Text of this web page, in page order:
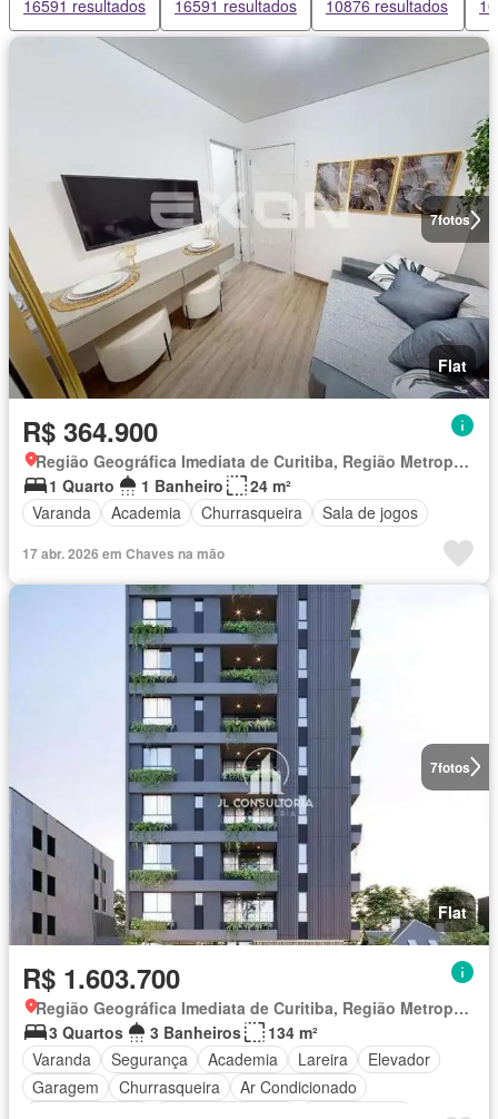
16591 resultados 16591 resultados 10876 resultados
7fotos
Flat
R$ 364.900
Região Geográfica Imediata de Curitiba, Região Metropolitana de Curitiba
1 Quarto
1 Banheiro
24 m²
Varanda
Academia Churrasqueira Sala de jogos
17 abr. 2026 em Chaves na mão
7fotos
Flat
R$ 1.603.700
Região Geográfica Imediata de Curitiba, Região Metropolitana de Curitiba
3 Quartos
3 Banheiros
134 m²
Varanda
Segurança Academia Lareira
Elevador
Garagem
Churrasqueira
Ar Condicionado